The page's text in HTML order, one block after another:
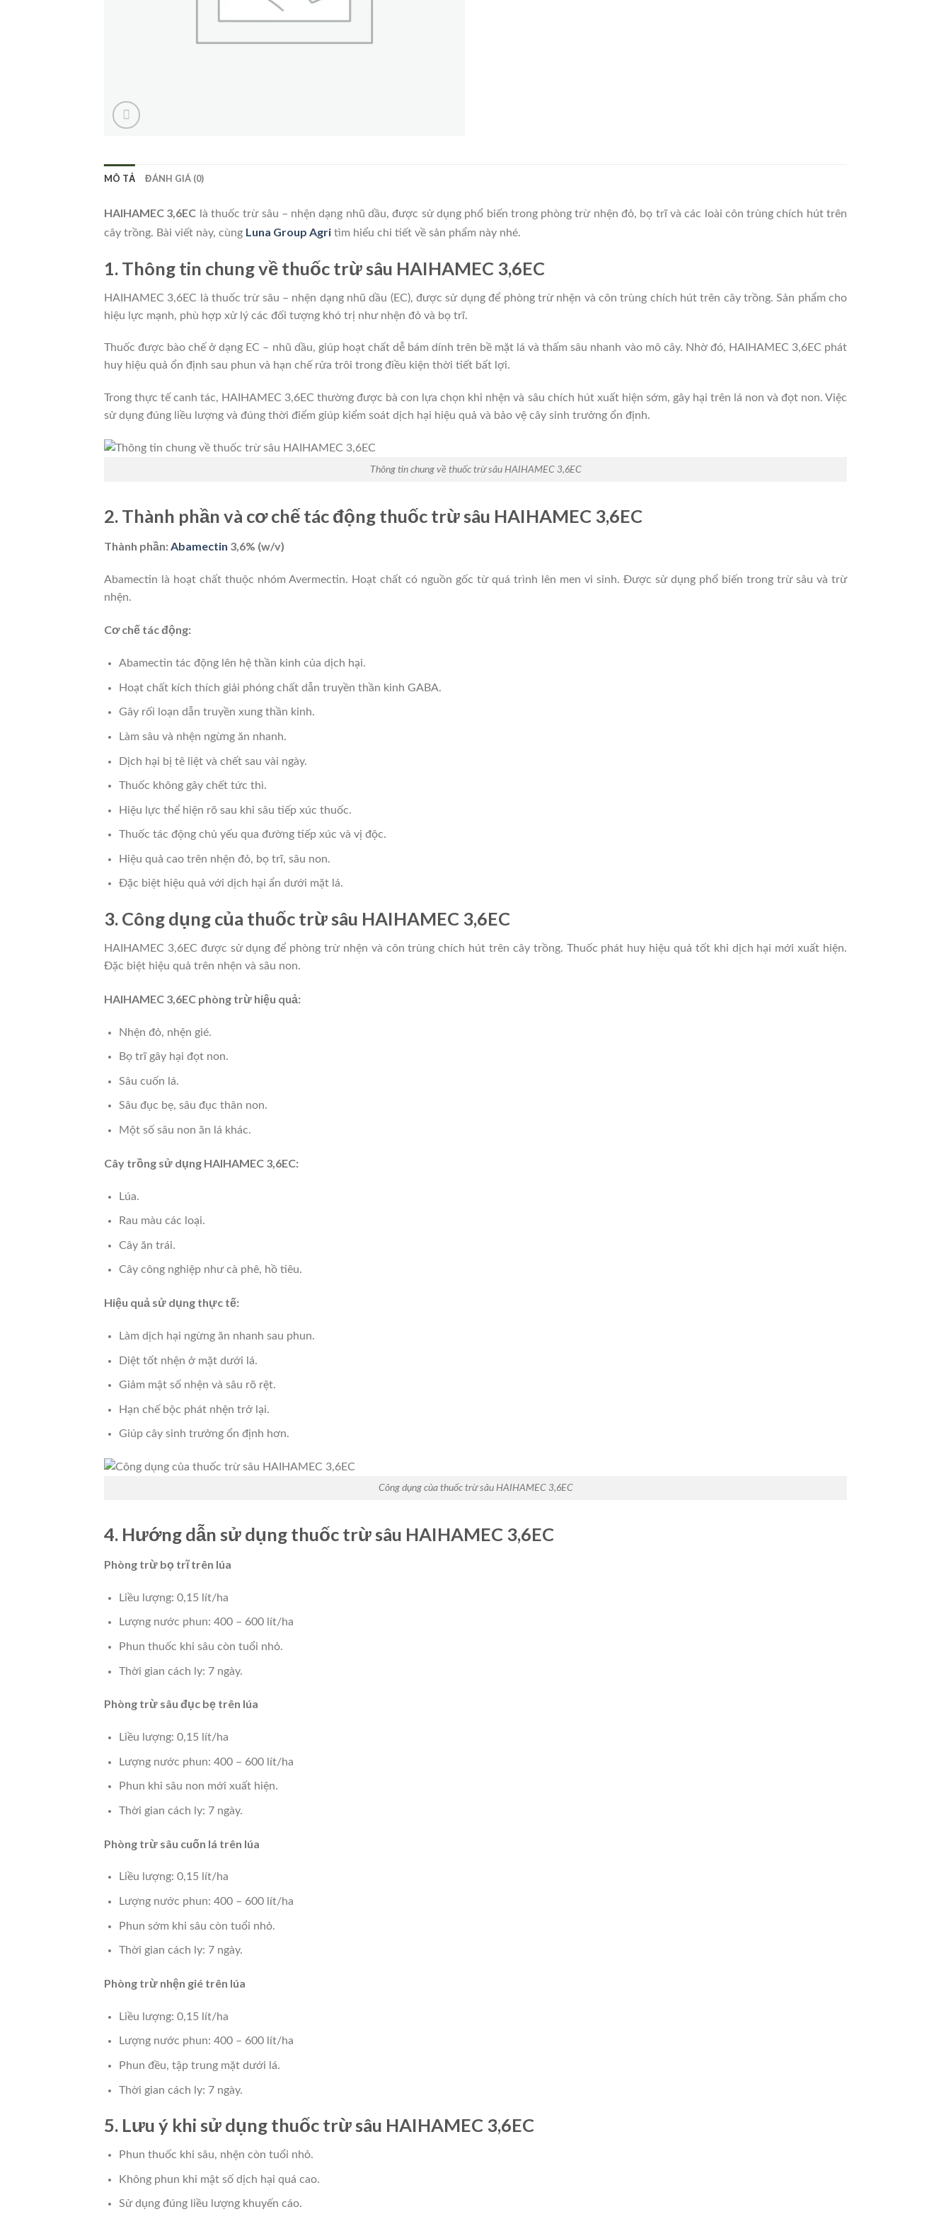
MÔ TẢ ĐÁNH GIÁ (0)
HAIHAMEC 3,6EC là thuốc trừ sâu – nhện dạng nhũ dầu, được sử dụng phổ biến trong phòng trừ nhện đỏ, bọ trĩ và các loài côn trùng chích hút trên
cây trồng. Bài viết này, cùng Luna Group Agri tìm hiểu chi tiết về sản phẩm này nhé.
1. Thông tin chung về thuốc trừ sâu HAIHAMEC 3,6EC
HAIHAMEC 3,6EC là thuốc trừ sâu – nhện dạng nhũ dầu (EC), được sử dụng để phòng trừ nhện và côn trùng chích hút trên cây trồng. Sản phẩm cho
hiệu lực mạnh, phù hợp xử lý các đối tượng khó trị như nhện đỏ và bọ trĩ.
Thuốc được bào chế ở dạng EC – nhũ dầu, giúp hoạt chất dễ bám dính trên bề mặt lá và thấm sâu nhanh vào mô cây. Nhờ đó, HAIHAMEC 3,6EC phát
huy hiệu quả ổn định sau phun và hạn chế rửa trôi trong điều kiện thời tiết bất lợi.
Trong thực tế canh tác, HAIHAMEC 3,6EC thường được bà con lựa chọn khi nhện và sâu chích hút xuất hiện sớm, gây hại trên lá non và đọt non. Việc
sử dụng đúng liều lượng và đúng thời điểm giúp kiểm soát dịch hại hiệu quả và bảo vệ cây sinh trưởng ổn định.
Thông tin chung về thuốc trừ sâu HAIHAMEC 3,6EC
2. Thành phần và cơ chế tác động thuốc trừ sâu HAIHAMEC 3,6EC
Thành phần: Abamectin 3,6% (w/v)
Abamectin là hoạt chất thuộc nhóm Avermectin. Hoạt chất có nguồn gốc từ quá trình lên men vi sinh. Được sử dụng phổ biến trong trừ sâu và trừ
nhện.
Cơ chế tác động:
Abamectin tác động lên hệ thần kinh của dịch hại.
Hoạt chất kích thích giải phóng chất dẫn truyền thần kinh GABA.
Gây rối loạn dẫn truyền xung thần kinh.
Làm sâu và nhện ngừng ăn nhanh.
Dịch hại bị tê liệt và chết sau vài ngày.
Thuốc không gây chết tức thì.
Hiệu lực thể hiện rõ sau khi sâu tiếp xúc thuốc.
Thuốc tác động chủ yếu qua đường tiếp xúc và vị độc.
Hiệu quả cao trên nhện đỏ, bọ trĩ, sâu non.
Đặc biệt hiệu quả với dịch hại ẩn dưới mặt lá.
3. Công dụng của thuốc trừ sâu HAIHAMEC 3,6EC
HAIHAMEC 3,6EC được sử dụng để phòng trừ nhện và côn trùng chích hút trên cây trồng. Thuốc phát huy hiệu quả tốt khi dịch hại mới xuất hiện.
Đặc biệt hiệu quả trên nhện và sâu non.
HAIHAMEC 3,6EC phòng trừ hiệu quả:
Nhện đỏ, nhện gié.
Bọ trĩ gây hại đọt non.
Sâu cuốn lá.
Sâu đục bẹ, sâu đục thân non.
Một số sâu non ăn lá khác.
Cây trồng sử dụng HAIHAMEC 3,6EC:
Lúa.
Rau màu các loại.
Cây ăn trái.
Cây công nghiệp như cà phê, hồ tiêu.
Hiệu quả sử dụng thực tế:
Làm dịch hại ngừng ăn nhanh sau phun.
Diệt tốt nhện ở mặt dưới lá.
Giảm mật số nhện và sâu rõ rệt.
Hạn chế bộc phát nhện trở lại.
Giúp cây sinh trưởng ổn định hơn.
Công dụng của thuốc trừ sâu HAIHAMEC 3,6EC
4. Hướng dẫn sử dụng thuốc trừ sâu HAIHAMEC 3,6EC
Phòng trừ bọ trĩ trên lúa
Liều lượng: 0,15 lít/ha
Lượng nước phun: 400 – 600 lít/ha
Phun thuốc khi sâu còn tuổi nhỏ.
Thời gian cách ly: 7 ngày.
Phòng trừ sâu đục bẹ trên lúa
Liều lượng: 0,15 lít/ha
Lượng nước phun: 400 – 600 lít/ha
Phun khi sâu non mới xuất hiện.
Thời gian cách ly: 7 ngày.
Phòng trừ sâu cuốn lá trên lúa
Liều lượng: 0,15 lít/ha
Lượng nước phun: 400 – 600 lít/ha
Phun sớm khi sâu còn tuổi nhỏ.
Thời gian cách ly: 7 ngày.
Phòng trừ nhện gié trên lúa
Liều lượng: 0,15 lít/ha
Lượng nước phun: 400 – 600 lít/ha
Phun đều, tập trung mặt dưới lá.
Thời gian cách ly: 7 ngày.
5. Lưu ý khi sử dụng thuốc trừ sâu HAIHAMEC 3,6EC
Phun thuốc khi sâu, nhện còn tuổi nhỏ.
Không phun khi mật số dịch hại quá cao.
Sử dụng đúng liều lượng khuyến cáo.